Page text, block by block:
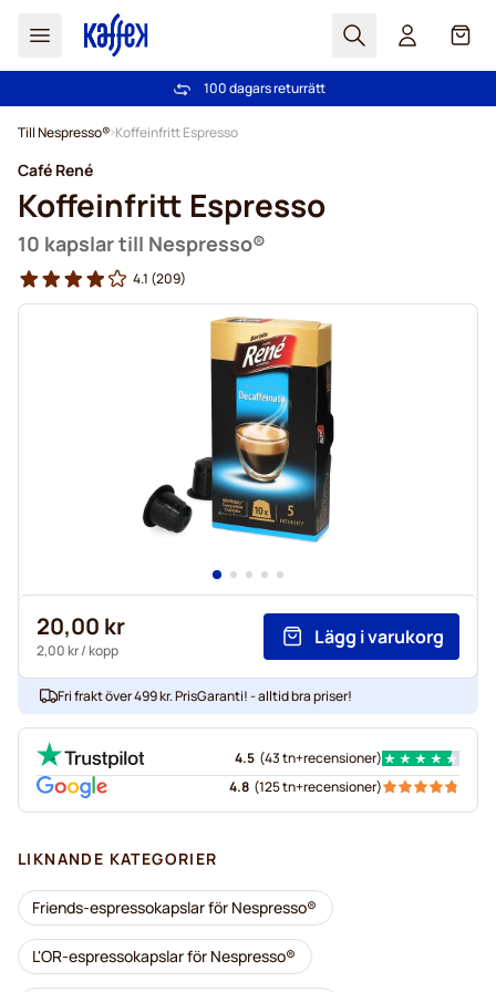
Sök Cart
Fri frakt över 499 kr
100 dagars returrätt
Till Nespresso® Koffeinfritt Espresso
Café René
Koffeinfritt Espresso
10 kapslar till Nespresso®
4.1 (209)
20,00 kr
2,00 kr/ kopp
Lägg i varukorg
Fri frakt över 499 kr. PrisGaranti! - alltid bra priser!
4.5 (43 tn+recensioner)
4.8 (125 tn+recensioner)
LIKNANDE KATEGORIER
Friends-espressokapslar för Nespresso®
L'OR-espressokapslar för Nespresso®